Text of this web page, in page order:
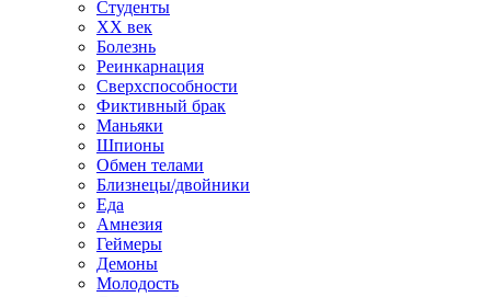
Студенты
ХХ век
Болезнь
Реинкарнация
Сверхспособности
Фиктивный брак
Маньяки
Шпионы
Обмен телами
Близнецы/двойники
Еда
Амнезия
Геймеры
Демоны
Молодость